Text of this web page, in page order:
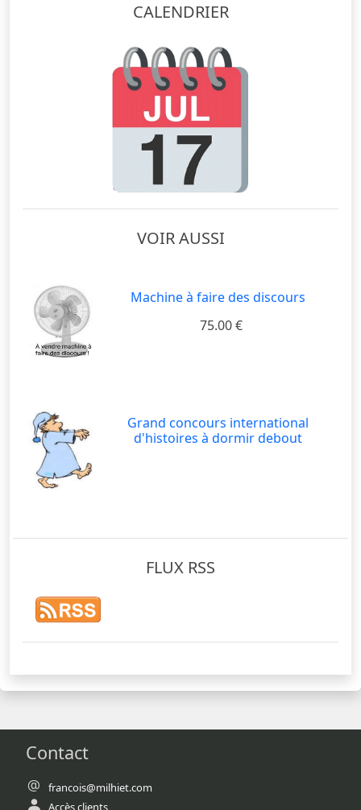
CALENDRIER
VOIR AUSSI
Machine à faire des discours
75.00 €
Grand concours international
d'histoires à dormir debout
FLUX RSS
Contact
francois@milhiet.com
Accès clients